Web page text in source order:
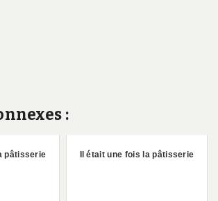
:
pâtisserie Il était une fois la pâtisserie